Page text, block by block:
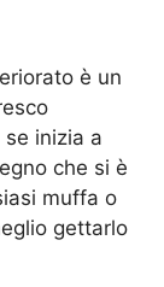
è un
inizia a
che si è
muffa o
gettarlo